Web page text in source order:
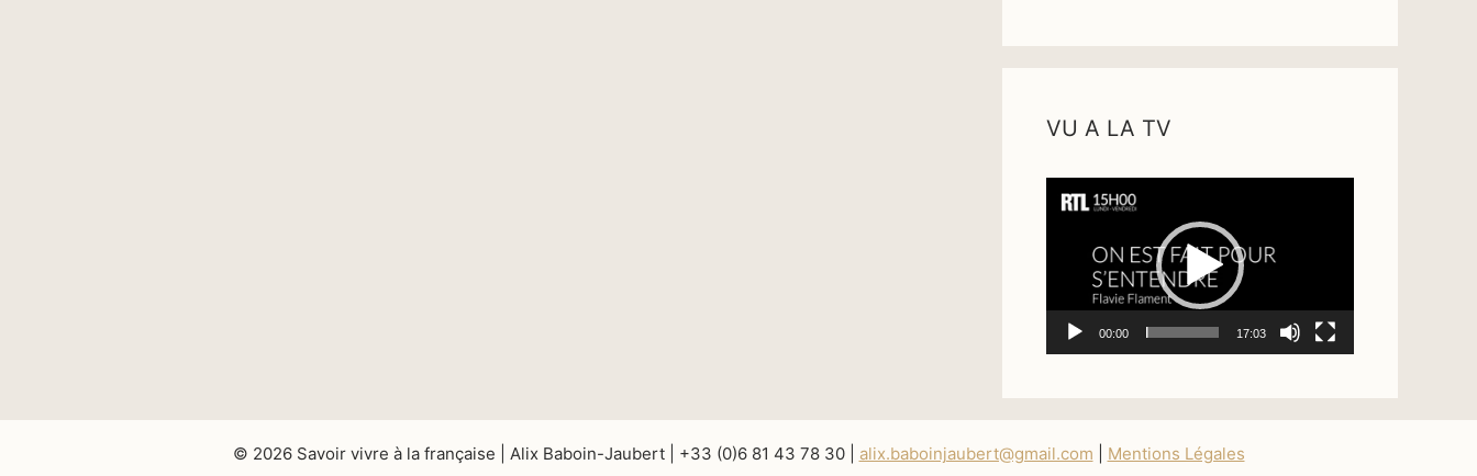
VU A LA TV
Lecteur
vidéo
00:00 17:03
© 2026 Savoir vivre à la française | Alix Baboin-Jaubert | +33 (0)6 81 43 78 30 | alix.baboinjaubert@gmail.com Mentions Légales